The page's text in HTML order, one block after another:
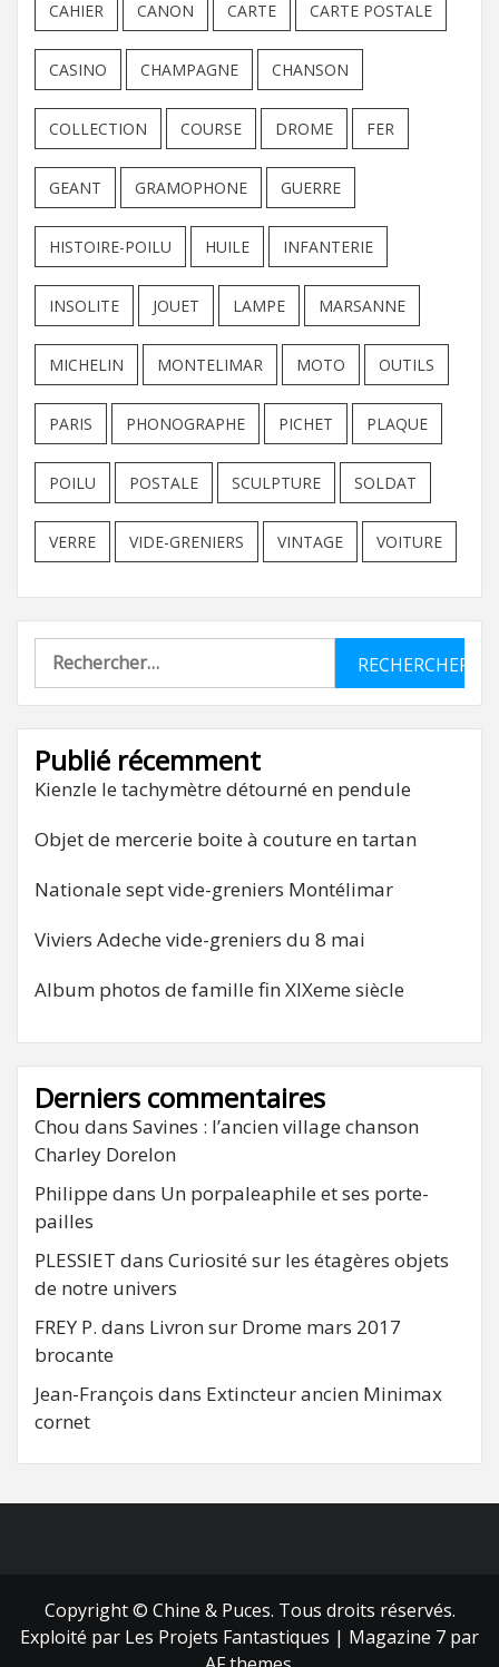
CAHIER CANON CARTE CARTE POSTALE
CASINO CHAMPAGNE CHANSON
COLLECTION COURSE DROME FER
GEANT GRAMOPHONE GUERRE
HISTOIRE-POILU HUILE INFANTERIE
INSOLITE JOUET LAMPE MARSANNE
MICHELIN MONTELIMAR MOTO OUTILS
PARIS PHONOGRAPHE PICHET PLAQUE
POILU POSTALE SCULPTURE SOLDAT
VERRE VIDE-GRENIERS VINTAGE VOITURE
Rechercher :
Publié récemment
Kienzle le tachymètre détourné en pendule
Objet de mercerie boite à couture en tartan
Nationale sept vide-greniers Montélimar
Viviers Adeche vide-greniers du 8 mai
Album photos de famille fin XIXeme siècle
Derniers commentaires
Chou dans Savines : l’ancien village chanson
Charley Dorelon
Philippe dans Un porpaleaphile et ses porte-
pailles
PLESSIET dans Curiosité sur les étagères objets
de notre univers
FREY P. dans Livron sur Drome mars 2017
brocante
Jean-François dans Extincteur ancien Minimax
cornet
Copyright © Chine & Puces. Tous droits réservés.
Exploité par Les Projets Fantastiques | Magazine 7 par